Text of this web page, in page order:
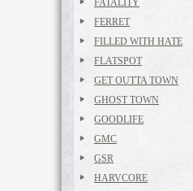
FATALITY
FERRET
FILLED WITH HATE
FLATSPOT
GET OUTTA TOWN
GHOST TOWN
GOODLIFE
GMC
GSR
HARVCORE